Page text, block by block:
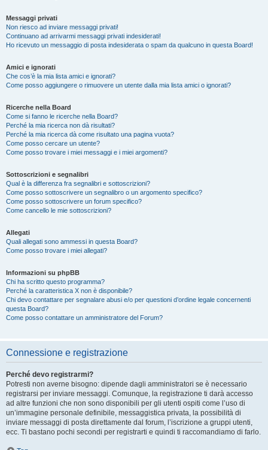
Messaggi privati
Non riesco ad inviare messaggi privati!
Continuano ad arrivarmi messaggi privati indesiderati!
Ho ricevuto un messaggio di posta indesiderata o spam da qualcuno in questa Board!
Amici e ignorati
Che cos’è la mia lista amici e ignorati?
Come posso aggiungere o rimuovere un utente dalla mia lista amici o ignorati?
Ricerche nella Board
Come si fanno le ricerche nella Board?
Perché la mia ricerca non dà risultati?
Perché la mia ricerca dà come risultato una pagina vuota?
Come posso cercare un utente?
Come posso trovare i miei messaggi e i miei argomenti?
Sottoscrizioni e segnalibri
Qual è la differenza fra segnalibri e sottoscrizioni?
Come posso sottoscrivere un segnalibro o un argomento specifico?
Come posso sottoscrivere un forum specifico?
Come cancello le mie sottoscrizioni?
Allegati
Quali allegati sono ammessi in questa Board?
Come posso trovare i miei allegati?
Informazioni su phpBB
Chi ha scritto questo programma?
Perché la caratteristica X non è disponibile?
Chi devo contattare per segnalare abusi e/o per questioni d’ordine legale concernenti
questa Board?
Come posso contattare un amministratore del Forum?
Connessione e registrazione
Perché devo registrarmi?
Potresti non averne bisogno: dipende dagli amministratori se è necessario
registrarsi per inviare messaggi. Comunque, la registrazione ti darà accesso
ad altre funzioni che non sono disponibili per gli utenti ospiti come l’uso di
un’immagine personale definibile, messaggistica privata, la possibilità di
inviare messaggi di posta direttamente dal forum, l’iscrizione a gruppi utenti,
ecc. Ti bastano pochi secondi per registrarti e quindi ti raccomandiamo di farlo.